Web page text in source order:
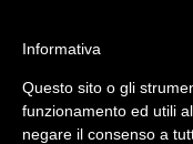
Informativa
Questo sito o gli
funzionamento ed utili
negare il consenso a